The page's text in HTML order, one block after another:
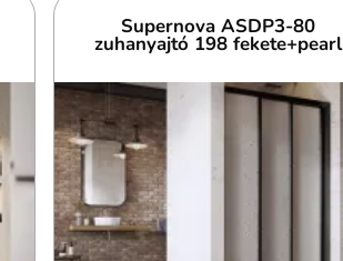
Supernova ASDP3-80
zuhanyajtó 198 fekete+pearl